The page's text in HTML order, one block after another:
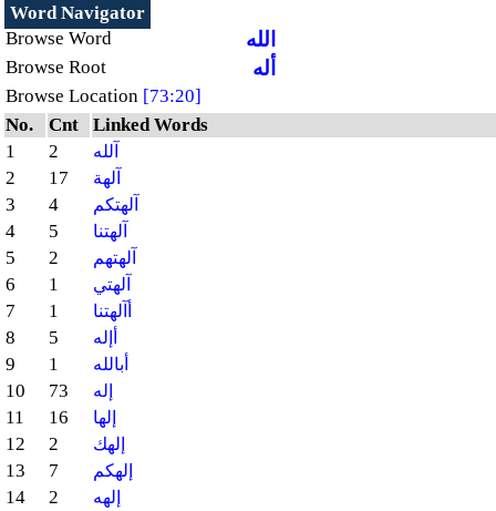
Word Navigator
Browse Word
الله
Browse Root أله
Browse Location [73:20]
No.
Cnt
Linked Words
1
2 آلله
2 17 آلهة
3 4 آلهتكم
4 5 آلهتنا
5 2 آلهتهم
6 1 آلهتي
7 1 أآلهتنا
8 5 أإله
9 1 أبالله
10 73 إله
11 16 إلها
12 2 إلهك
13 7 إلهكم
14 2 إلهه